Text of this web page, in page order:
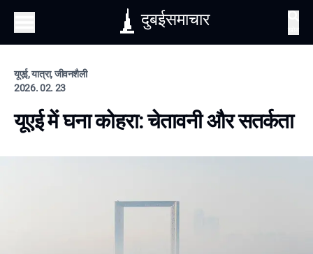
दुबईसमाचार
यूएई, यात्रा, जीवनशैली
2026. 02. 23
यूएई में घना कोहरा: चेतावनी और सतर्कता